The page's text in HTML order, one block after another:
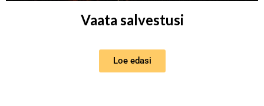
Vaata salvestusi
Loe edasi